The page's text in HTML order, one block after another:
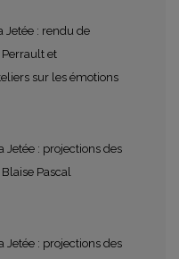
Jetée : rendu de
et
sur les émotions
: projections des
Pascal
: projections des